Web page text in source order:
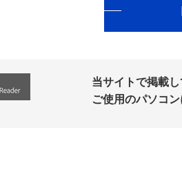
当サイトで掲載
ご使用のパソコ